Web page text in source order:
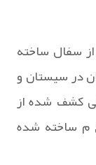
سفال‌ ساخته‌
در سیستان‌ و
کشف‌ شده‌ از
م‌ ساخته‌ شده‌